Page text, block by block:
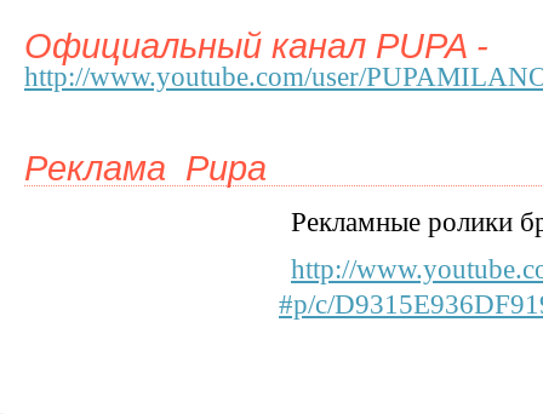
Официальный канал PUPA -
http://www.youtube.com/user/
Реклама Pupa
Рекламные ролики
http://
#p/c/